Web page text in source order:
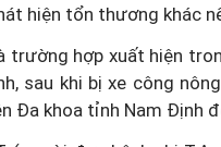
hiện tổn thương khác
trường hợp xuất hiện
sau khi bị xe công
Đa khoa tỉnh Nam Định